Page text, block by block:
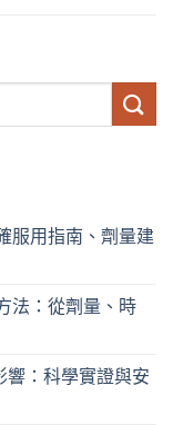
服用指南、劑量建
法：從劑量、時
響：科學實證與安